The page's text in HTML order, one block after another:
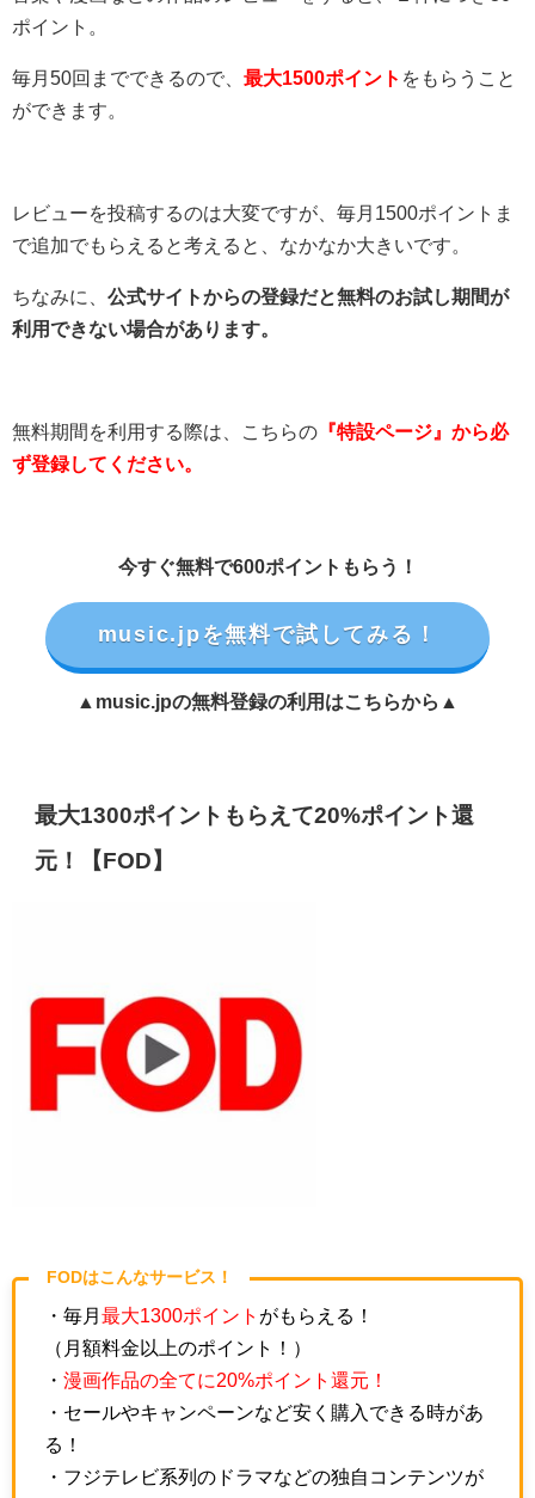
ポイント。
毎月50回までできるので、 最大1500ポイント をもらうこと
ができます。
レビューを投稿するのは大変ですが、毎月1500ポイントま
で追加でもらえると考えると、なかなか大きいです。
ちなみに、 公式サイトからの登録だと無料のお試し期間が
利用できない場合があります。
無料期間を利用する際は、こちらの 『特設ページ』から必
ず登録してください。
今すぐ無料で600ポイントもらう！
music.jpを無料で試してみる！
▲music.jpの無料登録の利用はこちらから▲
最大1300ポイントもらえて20%ポイント還
元！【FOD】
FODはこんなサービス！
・毎月 最大1300ポイント がもらえる！
（月額料金以上のポイント！）
・ 漫画作品の全てに20%ポイント還元！
・セールやキャンペーンなど安く購入できる時があ
る！
・フジテレビ系列のドラマなどの独自コンテンツが